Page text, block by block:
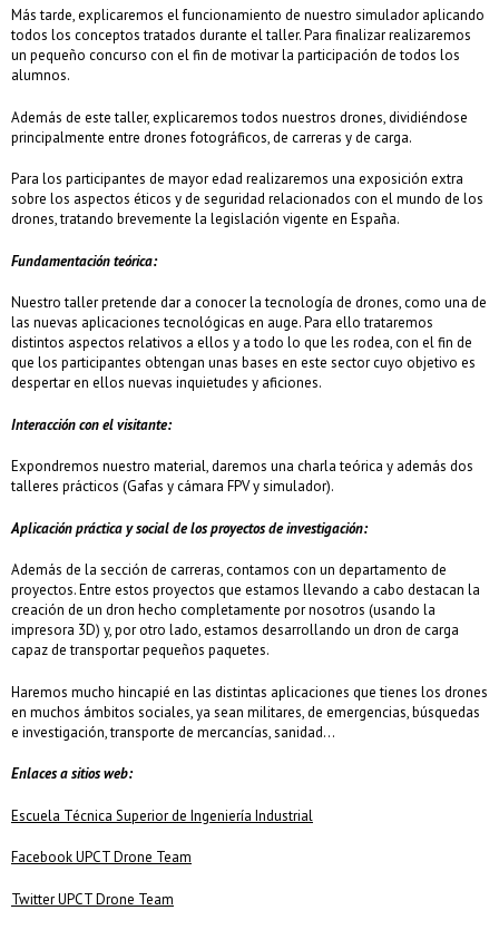
Más tarde, explicaremos el funcionamiento de nuestro simulador aplicando
todos los conceptos tratados durante el taller. Para finalizar realizaremos
un pequeño concurso con el fin de motivar la participación de todos los
alumnos.
Además de este taller, explicaremos todos nuestros drones, dividiéndose
principalmente entre drones fotográficos, de carreras y de carga.
Para los participantes de mayor edad realizaremos una exposición extra
sobre los aspectos éticos y de seguridad relacionados con el mundo de los
drones, tratando brevemente la legislación vigente en España.
Fundamentación teórica:
Nuestro taller pretende dar a conocer la tecnología de drones, como una de
las nuevas aplicaciones tecnológicas en auge. Para ello trataremos
distintos aspectos relativos a ellos y a todo lo que les rodea, con el fin de
que los participantes obtengan unas bases en este sector cuyo objetivo es
despertar en ellos nuevas inquietudes y aficiones.
Interacción con el visitante:
Expondremos nuestro material, daremos una charla teórica y además dos
talleres prácticos (Gafas y cámara FPV y simulador).
Aplicación práctica y social de los proyectos de investigación:
Además de la sección de carreras, contamos con un departamento de
proyectos. Entre estos proyectos que estamos llevando a cabo destacan la
creación de un dron hecho completamente por nosotros (usando la
impresora 3D) y, por otro lado, estamos desarrollando un dron de carga
capaz de transportar pequeños paquetes.
Haremos mucho hincapié en las distintas aplicaciones que tienes los drones
en muchos ámbitos sociales, ya sean militares, de emergencias, búsquedas
e investigación, transporte de mercancías, sanidad…
Enlaces a sitios web:
Escuela Técnica Superior de Ingeniería Industrial
Facebook UPCT Drone Team
Twitter UPCT Drone Team